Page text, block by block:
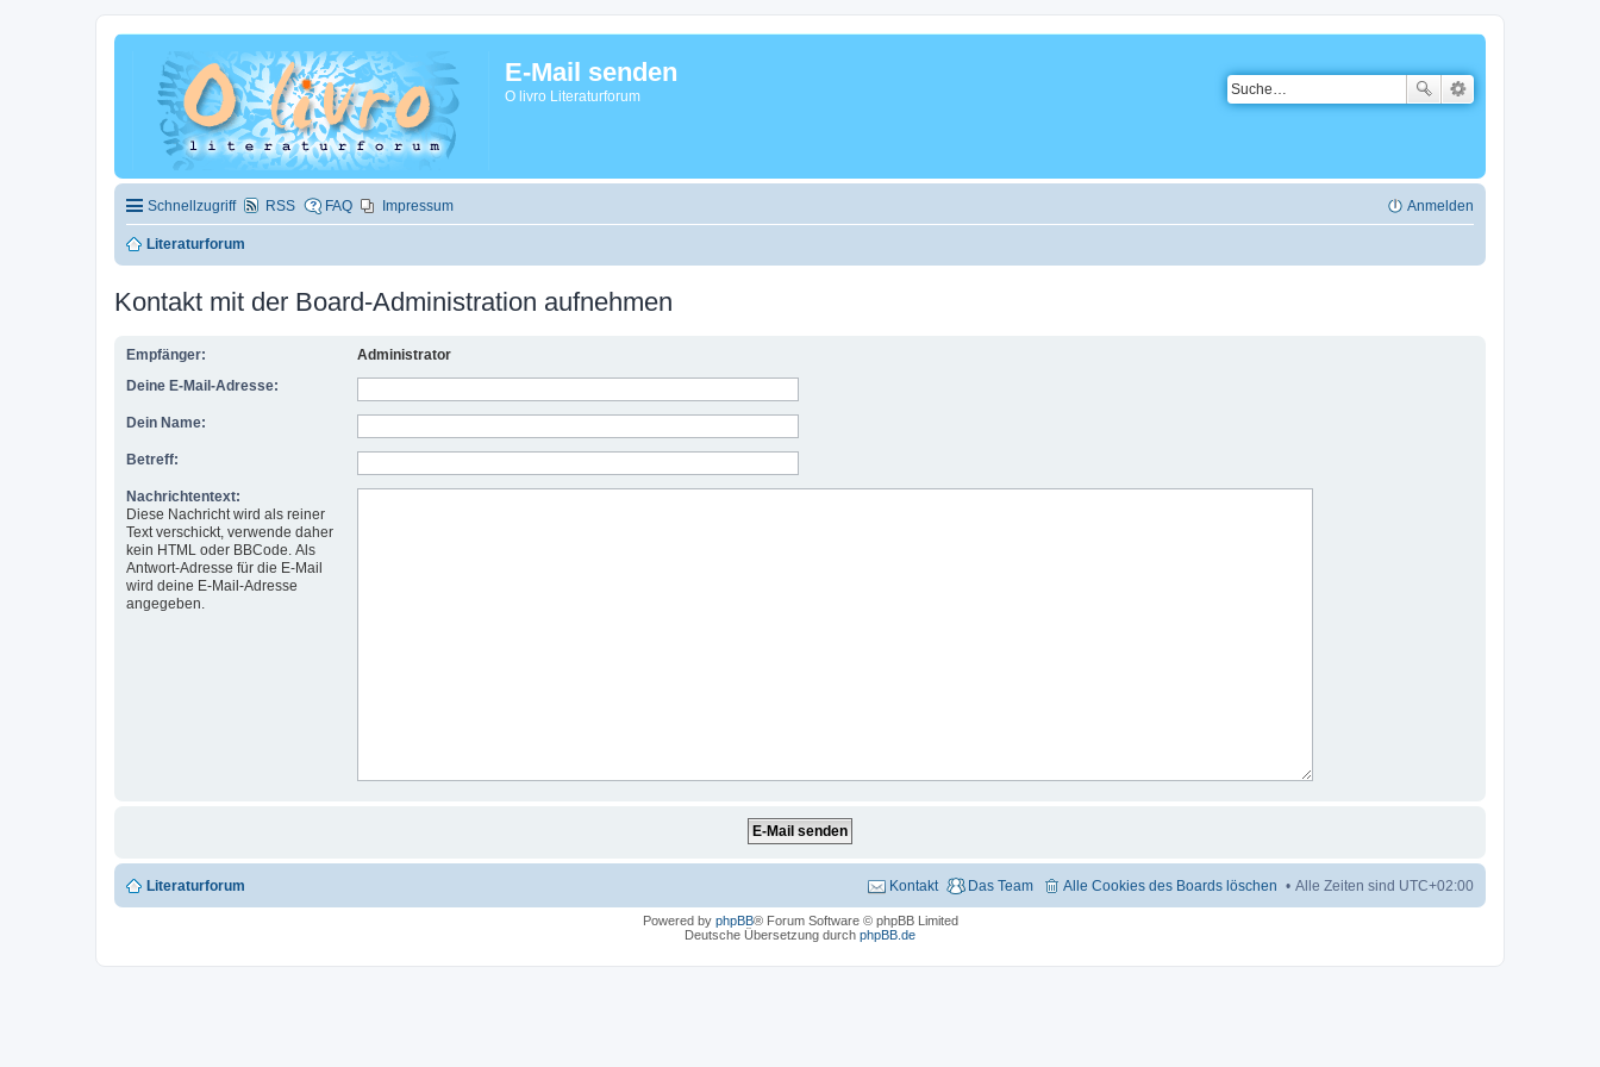
E-Mail senden
O livro Literaturforum
Schnellzugriff RSS FAQ Impressum Anmelden
Literaturforum
Kontakt mit der Board-Administration aufnehmen
Empfänger:
Administrator
Deine E-Mail-Adresse:
Dein Name:
Betreff:
Nachrichtentext:
Diese Nachricht wird als reiner
Text verschickt, verwende daher
kein HTML oder BBCode. Als
Antwort-Adresse für die E-Mail
wird deine E-Mail-Adresse
angegeben.
Literaturforum Alle Zeiten sind UTC+02:00
Alle Cookies des Boards löschen
Das Team
Kontakt
Powered by phpBB® Forum Software © phpBB Limited
Deutsche Übersetzung durch phpBB.de